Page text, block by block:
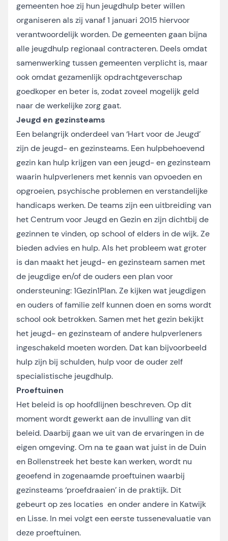
gemeenten hoe zij hun jeugdhulp beter willen
organiseren als zij vanaf 1 januari 2015 hiervoor
verantwoordelijk worden. De gemeenten gaan bijna
alle jeugdhulp regionaal contracteren. Deels omdat
samenwerking tussen gemeenten verplicht is, maar
ook omdat gezamenlijk opdrachtgeverschap
goedkoper en beter is, zodat zoveel mogelijk geld
naar de werkelijke zorg gaat.
Jeugd en gezinsteams
Een belangrijk onderdeel van ‘Hart voor de Jeugd’
zijn de jeugd- en gezinsteams. Een hulpbehoevend
gezin kan hulp krijgen van een jeugd- en gezinsteam
waarin hulpverleners met kennis van opvoeden en
opgroeien, psychische problemen en verstandelijke
handicaps werken. De teams zijn een uitbreiding van
het Centrum voor Jeugd en Gezin en zijn dichtbij de
gezinnen te vinden, op school of elders in de wijk. Ze
bieden advies en hulp. Als het probleem wat groter
is dan maakt het jeugd- en gezinsteam samen met
de jeugdige en/of de ouders een plan voor
ondersteuning: 1Gezin1Plan. Ze kijken wat jeugdigen
en ouders of familie zelf kunnen doen en soms wordt
school ook betrokken. Samen met het gezin bekijkt
het jeugd- en gezinsteam of andere hulpverleners
ingeschakeld moeten worden. Dat kan bijvoorbeeld
hulp zijn bij schulden, hulp voor de ouder zelf
specialistische jeugdhulp.
Proeftuinen
Het beleid is op hoofdlijnen beschreven. Op dit
moment wordt gewerkt aan de invulling van dit
beleid. Daarbij gaan we uit van de ervaringen in de
eigen omgeving. Om na te gaan wat juist in de Duin
en Bollenstreek het beste kan werken, wordt nu
geoefend in zogenaamde proeftuinen waarbij
gezinsteams ‘proefdraaien’ in de praktijk. Dit
gebeurt op zes locaties en onder andere in Katwijk
en Lisse. In mei volgt een eerste tussenevaluatie van
deze proeftuinen.